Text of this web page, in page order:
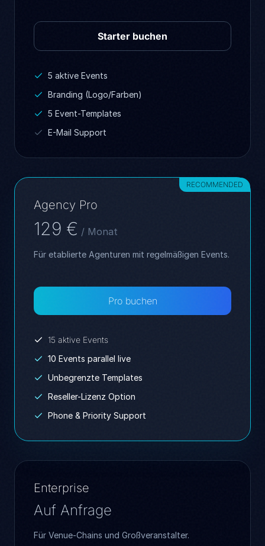
Starter buchen
5 aktive Events
Branding (Logo/Farben)
5 Event-Templates
E-Mail Support
RECOMMENDED
Agency Pro
129 € / Monat
Für etablierte Agenturen mit regelmäßigen Events.
Pro buchen
15 aktive Events
10 Events parallel live
Unbegrenzte Templates
Reseller-Lizenz Option
Phone & Priority Support
Enterprise
Auf Anfrage
Für Venue-Chains und Großveranstalter.